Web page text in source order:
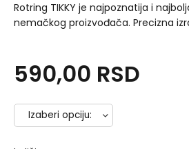
Rotring TIKKY je najpoznatija i
nemačkog proizvođača. Precizna
590,00 RSD
Izaberi opciju: